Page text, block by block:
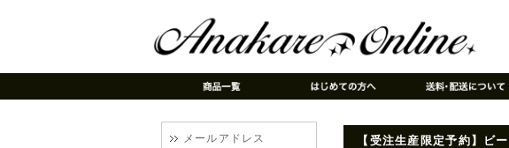
【受注生産限定予約】
メールアドレス